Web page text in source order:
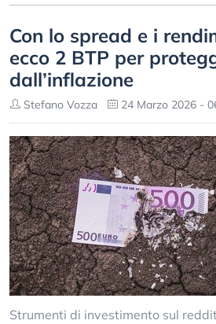
Con lo spread e i
ecco 2 BTP per
dall’inflazione
Stefano Vozza 24 Marzo 2026 -
Strumenti di investimento sul